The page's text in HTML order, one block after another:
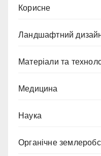
Корисне
Ландшафтний
Матеріали та
Медицина
Наука
Органічне